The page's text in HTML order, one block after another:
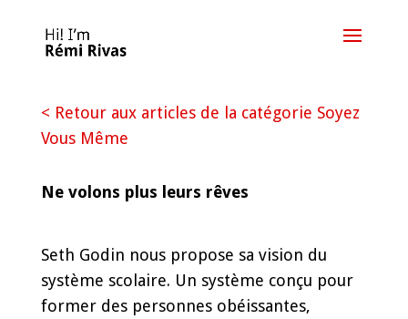
< Retour aux articles de la catégorie Soyez
Vous Même
Ne volons plus leurs rêves
Seth Godin nous propose sa vision du
système scolaire. Un système conçu pour
former des personnes obéissantes,